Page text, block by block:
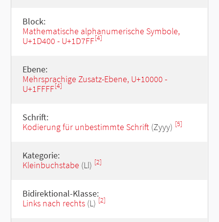
Block:
Mathematische alphanumerische Symbole,
U+1D400 - U+1D7FF[4]
Ebene:
Mehrsprachige Zusatz-Ebene, U+10000 -
U+1FFFF[4]
Schrift:
Kodierung für unbestimmte Schrift(Zyyy) [5]
Kategorie:
Kleinbuchstabe (Ll) [2]
Bidirektional-Klasse:
Links nach rechts(L) [2]